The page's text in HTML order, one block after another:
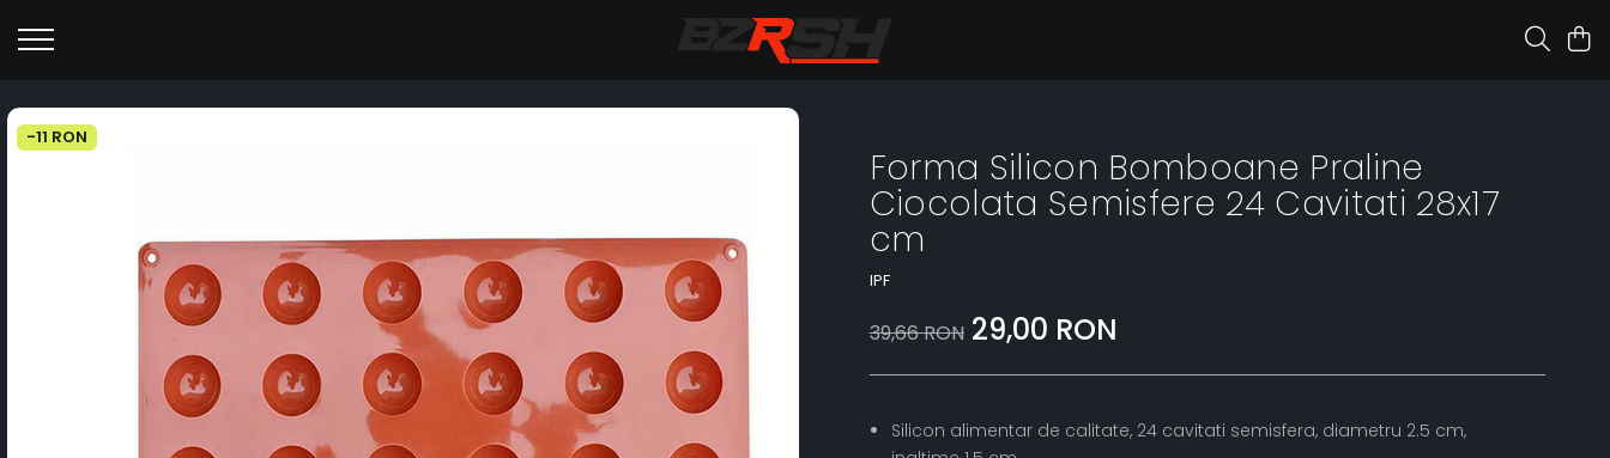
-11 RON
Forma Silicon Bomboane Praline
Ciocolata Semisfere 24 Cavitati 28x17
cm
IPF
39,66 RON 29,00 RON
Silicon alimentar de calitate, 24 cavitati semisfera, diametru 2.5 cm,